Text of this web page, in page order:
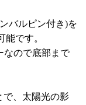
バルピン付き)を
です。
なので底部まで
で、太陽光の影